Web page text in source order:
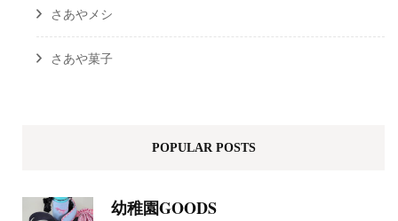
さあやメシ
さあや菓子
POPULAR POSTS
幼稚園GOODS